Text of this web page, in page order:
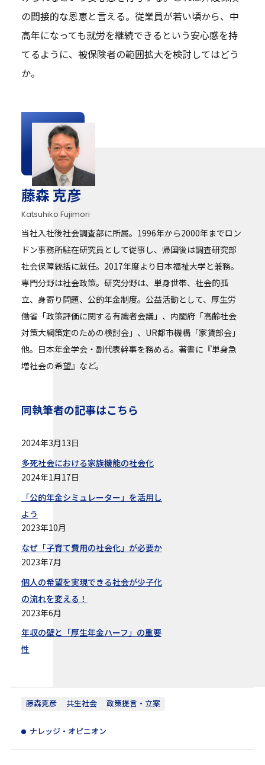
藤森克彦 共生社会 政策提言・立案
ナレッジ・オピニオン
の間接的な恩恵と言える。従業員が若い頃から、中
高年になっても就労を継続できるという安心感を持
てるように、被保険者の範囲拡大を検討してはどう
か。
藤森 克彦
Katsuhiko Fujimori
当社入社後社会調査部に所属。1996年から2000年までロン
ドン事務所駐在研究員として従事し、帰国後は調査研究部
社会保障統括に就任。2017年度より日本福祉大学と兼務。
専門分野は社会政策。研究分野は、単身世帯、社会的孤
立、身寄り問題、公的年金制度。公益活動として、厚生労
働省「政策評価に関する有識者会議」、内閣府「高齢社会
対策大綱策定のための検討会」、UR都市機構「家賃部会」
他。日本年金学会・副代表幹事を務める。著書に『単身急
増社会の希望』など。
同執筆者の記事はこちら
2024年3月13日
多死社会における家族機能の社会化
2024年1月17日
「公的年金シミュレーター」を活用し
よう
2023年10月
なぜ「子育て費用の社会化」が必要か
2023年7月
個人の希望を実現できる社会が少子化
の流れを変える！
2023年6月
年収の壁と「厚生年金ハーフ」の重要
性